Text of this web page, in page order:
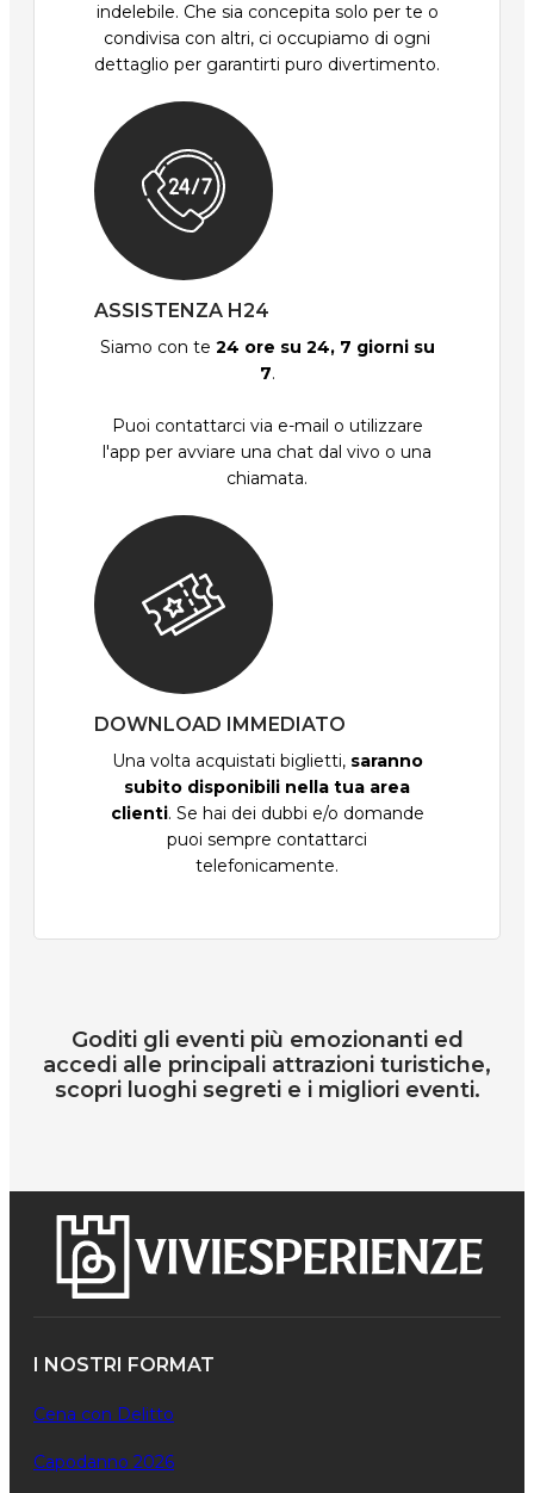
indelebile. Che sia concepita solo per te o
condivisa con altri, ci occupiamo di ogni
dettaglio per garantirti puro divertimento.
ASSISTENZA H24
Siamo con te 24 ore su 24, 7 giorni su
7.
Puoi contattarci via e-mail o utilizzare
l'app per avviare una chat dal vivo o una
chiamata.
DOWNLOAD IMMEDIATO
Una volta acquistati biglietti, saranno
subito disponibili nella tua area
clienti. Se hai dei dubbi e/o domande
puoi sempre contattarci
telefonicamente.
Goditi gli eventi più emozionanti ed
accedi alle principali attrazioni turistiche,
scopri luoghi segreti e i migliori eventi.
I NOSTRI FORMAT
Cena con Delitto
Capodanno 2026